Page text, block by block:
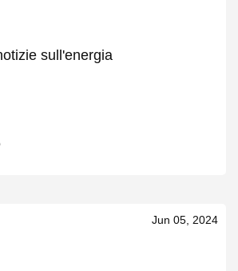
sull'energia
Jun 05, 2024